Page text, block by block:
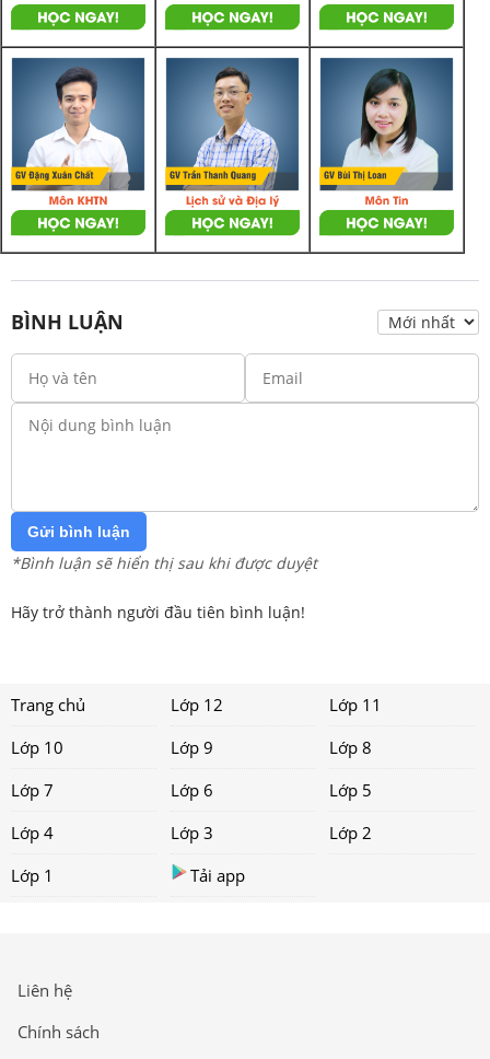
BÌNH LUẬN
Gửi bình luận
*Bình luận sẽ hiển thị sau khi được duyệt
Hãy trở thành người đầu tiên bình luận!
Trang chủ Lớp 12
Lớp 11
Lớp 10
Lớp 9
Lớp 8
Lớp 7
Lớp 6
Lớp 5
Lớp 4
Lớp 3
Lớp 2
Lớp 1
Tải app
Liên hệ
Chính sách